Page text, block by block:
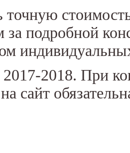
за подробной
2018. При
сайт